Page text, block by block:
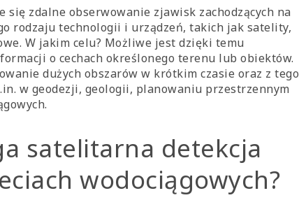
się zdalne obserwowanie zjawisk zachodzących na
rodzaju technologii i urządzeń, takich jak satelity,
W jakim celu? Możliwe jest dzięki temu
o cechach określonego terenu lub obiektów.
dużych obszarów w krótkim czasie oraz z tego
w geodezji, geologii, planowaniu przestrzennym
satelitarna detekcja
wodociągowych?